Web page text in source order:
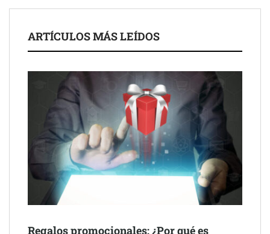
ARTÍCULOS MÁS LEÍDOS
Regalos promocionales: ¿Por qué es